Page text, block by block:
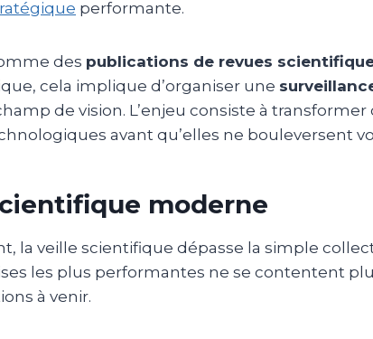
performante.
des publications de revues
cela implique d’organiser une
de vision. L’enjeu consiste à
avant qu’elles ne bouleversent
moderne
la veille scientifique dépasse la simple
les plus performantes ne se contentent
à venir.